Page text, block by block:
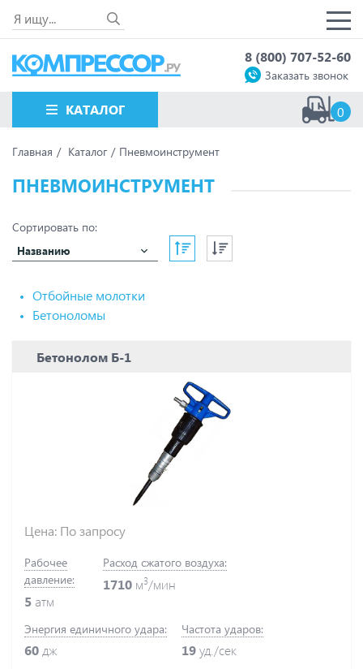
8 (800) 707-52-60
Заказать звонок
КАТАЛОГ 0
Главная Каталог Пневмоинструмент
ПНЕВМОИНСТРУМЕНТ
Сортировать по:
Названию
Отбойные молотки
Бетоноломы
Бетонолом Б-1
Цена: По запросу
Рабочее
давление:
5 атм
Расход сжатого воздуха:
1710 м3/мин
Энергия единичного удара:
60дж
Частота ударов:
19уд./сек